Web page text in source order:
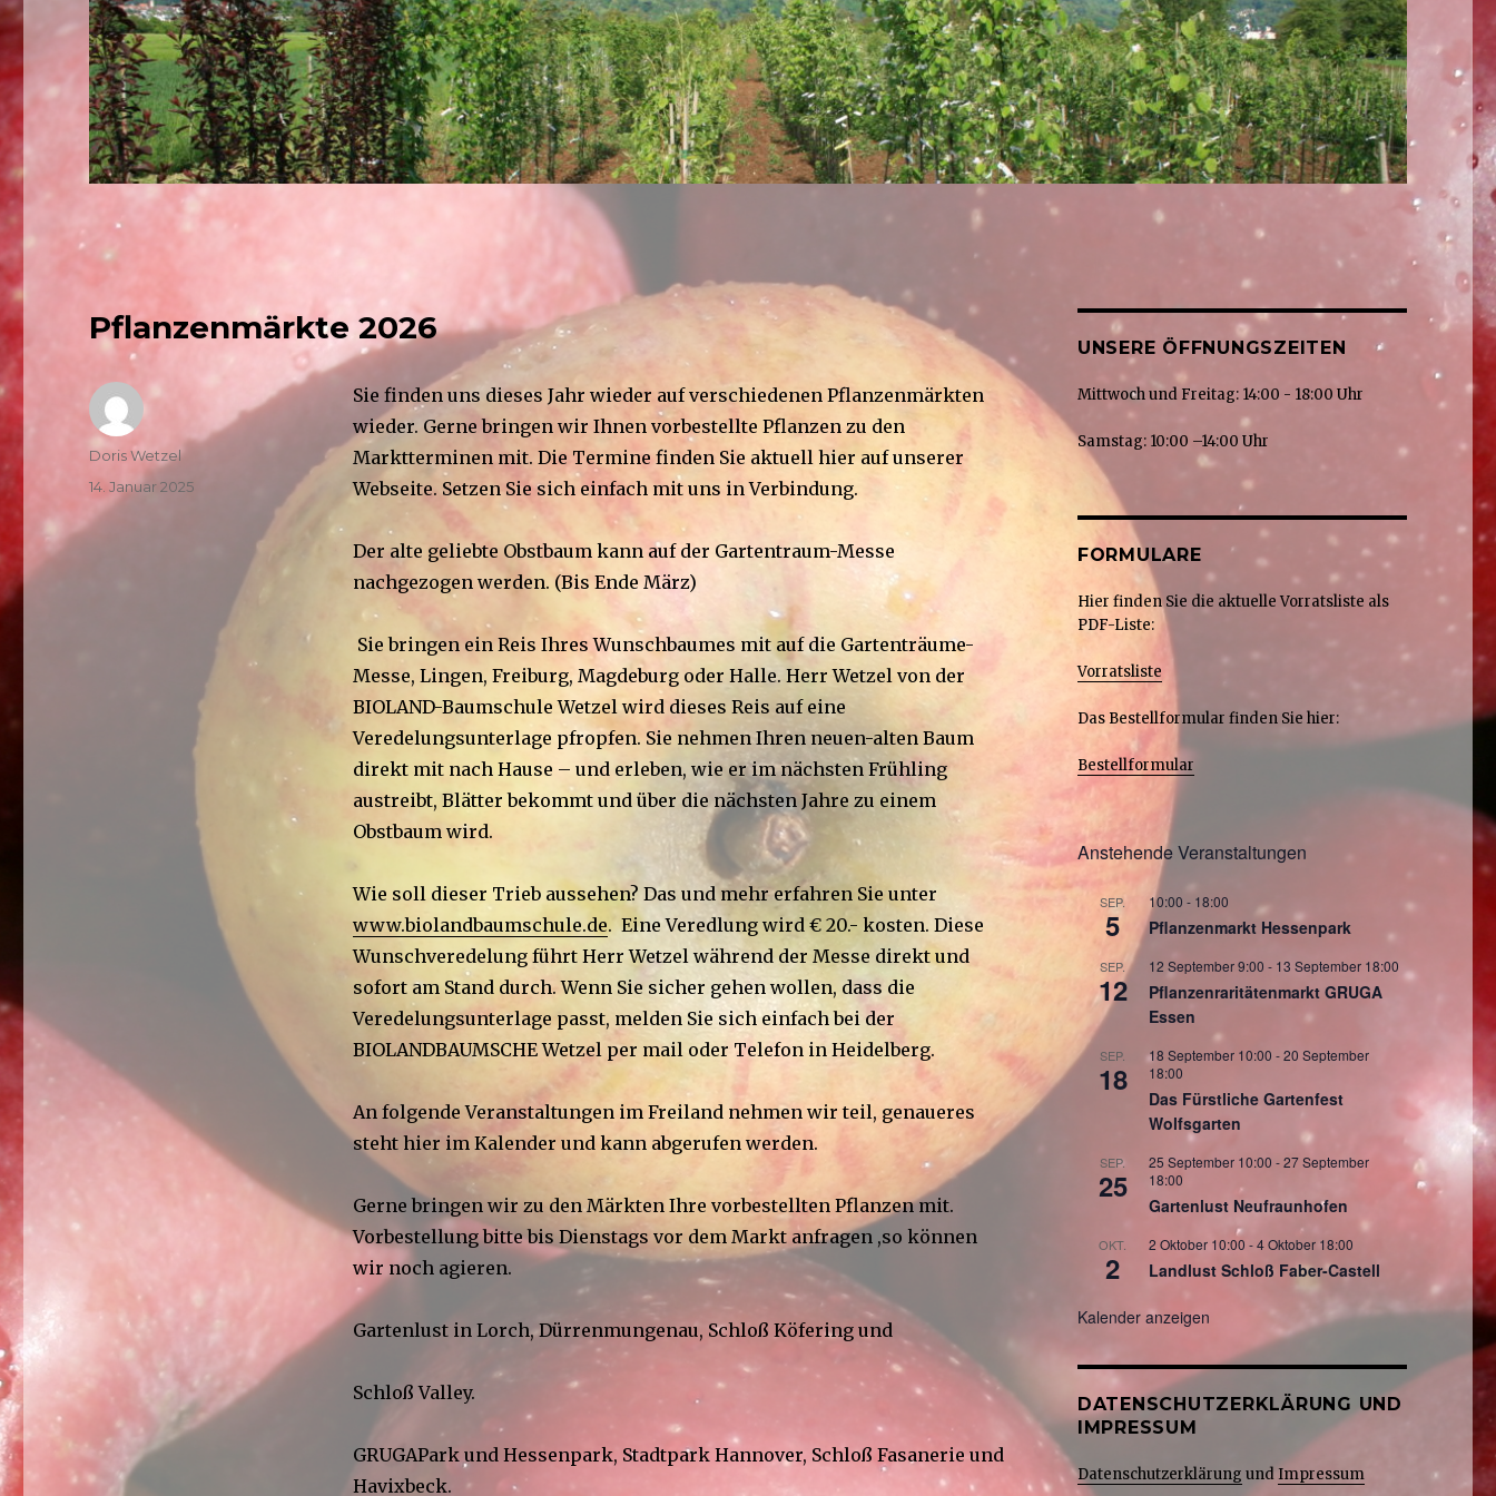
Pflanzenmärkte 2026
Sie finden uns dieses Jahr wieder auf verschiedenen Pflanzenmärkten
wieder. Gerne bringen wir Ihnen vorbestellte Pflanzen zu den
Marktterminen mit. Die Termine finden Sie aktuell hier auf unserer
Webseite. Setzen Sie sich einfach mit uns in Verbindung.
Der alte geliebte Obstbaum kann auf der Gartentraum-Messe
nachgezogen werden. (Bis Ende März)
Sie bringen ein Reis Ihres Wunschbaumes mit auf die Gartenträume-
Messe, Lingen, Freiburg, Magdeburg oder Halle. Herr Wetzel von der
BIOLAND-Baumschule Wetzel wird dieses Reis auf eine
Veredelungsunterlage pfropfen. Sie nehmen Ihren neuen-alten Baum
direkt mit nach Hause – und erleben, wie er im nächsten Frühling
austreibt, Blätter bekommt und über die nächsten Jahre zu einem
Obstbaum wird.
Wie soll dieser Trieb aussehen? Das und mehr erfahren Sie unter
www.biolandbaumschule.de. Eine Veredlung wird € 20.- kosten. Diese
Wunschveredelung führt Herr Wetzel während der Messe direkt und
sofort am Stand durch. Wenn Sie sicher gehen wollen, dass die
Veredelungsunterlage passt, melden Sie sich einfach bei der
BIOLANDBAUMSCHE Wetzel per mail oder Telefon in Heidelberg.
An folgende Veranstaltungen im Freiland nehmen wir teil, genaueres
steht hier im Kalender und kann abgerufen werden.
Gerne bringen wir zu den Märkten Ihre vorbestellten Pflanzen mit.
Vorbestellung bitte bis Dienstags vor dem Markt anfragen ,so können
wir noch agieren.
Gartenlust in Lorch, Dürrenmungenau, Schloß Köfering und
Schloß Valley.
GRUGAPark und Hessenpark, Stadtpark Hannover, Schloß Fasanerie und
Havixbeck.
Autor
Doris Wetzel
Veröffentlicht
am
14. Januar 2025
UNSERE ÖFFNUNGSZEITEN
Mittwoch und Freitag: 14:00 - 18:00 Uhr
Samstag: 10:00 –14:00 Uhr
FORMULARE
Hier finden Sie die aktuelle Vorratsliste als
PDF-Liste:
Vorratsliste
Das Bestellformular finden Sie hier:
Bestellformular
Anstehende Veranstaltungen
SEP.
5
10:00 - 18:00
Pflanzenmarkt Hessenpark
SEP.
12
12 September 9:00 - 13 September 18:00
Pflanzenraritätenmarkt GRUGA
Essen
SEP.
18
18 September 10:00 -20 September
18:00
Das Fürstliche Gartenfest
Wolfsgarten
SEP.
25
25 September 10:00 -27 September
18:00
Gartenlust Neufraunhofen
OKT.
2
2 Oktober 10:00 -4 Oktober 18:00
Landlust Schloß Faber-Castell
Kalender anzeigen
DATENSCHUTZERKLÄRUNG UND
IMPRESSUM
Datenschutzerklärung undImpressum